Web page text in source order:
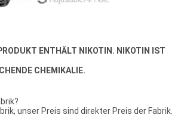
ENTHÄLT NIKOTIN. NIKOTIN IST
CHEMIKALIE.
unser Preis sind direkter Preis der Fabrik.